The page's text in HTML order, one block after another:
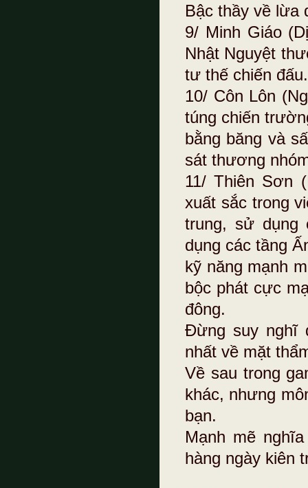
Bậc thầy về lừa
9/ Minh Giáo
Nhật Nguyệt
tư thế chiến đấu.
10/ Côn Lôn
túng chiến
bằng băng và
sát thương
11/ Thiên Sơn
xuất sắc trong
trung, sử dụng
dụng các tầng
kỹ năng mạnh
bộc phát cực
đông.
Đừng suy nghĩ
nhất về mặt
Về sau trong
khác, nhưng
bạn.
Mạnh mẽ
hàng ngày kiên